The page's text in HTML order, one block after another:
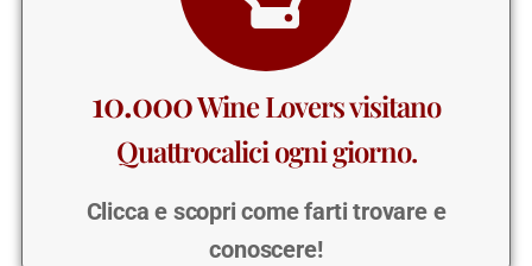
10.000Wine Lovers visitano
Quattrocalici ogni giorno.
Clicca e scopri come farti trovare e
conoscere!